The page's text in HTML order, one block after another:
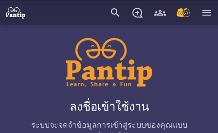
search menu
ลงชื่อเข้าใช้งาน
ระบบจะจดจำข้อมูลการเข้าสู่ระบบของคุณแบบ